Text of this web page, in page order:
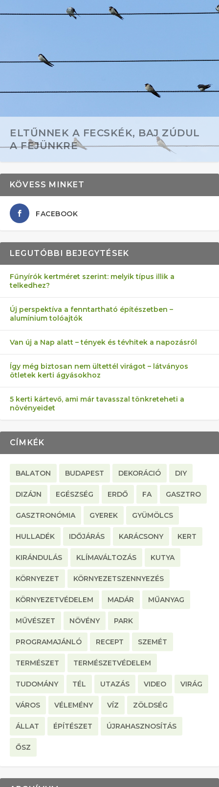
ELTŰNNEK A FECSKÉK, BAJ ZÚDUL
A FEJÜNKRE
AZ ÖNELLÁTÁS 13 PONTJA
KEZDŐKNEK
6 LEGJOBB NÖVÉNY SZOMSZÉD
ELLEN
FÉLREÉRTETT KERTÉSZKEDÉS:
TÉRKŐ ÉS MURVA
AKI ELDOBÁLJA A CIGICSIKKEKET,
AZ EGY KÖ…
MÁRPEDIG A TŰZIJÁTÉK NEM MENŐ!
KÖVESS MINKET
FACEBOOK
LEGUTÓBBI BEJEGYTÉSEK
Fűnyírók kertméret szerint: melyik típus illik a
telkedhez?
Új perspektíva a fenntartható építészetben –
alumínium tolóajtók
Van új a Nap alatt – tények és tévhitek a napozásról
Így még biztosan nem ültettél virágot – látványos
ötletek kerti ágyásokhoz
5 kerti kártevő, ami már tavasszal tönkreteheti a
növényeidet
CÍMKÉK
BALATON BUDAPEST DEKORÁCIÓ DIY
DIZÁJN EGÉSZSÉG ERDŐ FA GASZTRO
GASZTRONÓMIA GYEREK GYÜMÖLCS
HULLADÉK IDŐJÁRÁS KARÁCSONY KERT
KIRÁNDULÁS KLÍMAVÁLTOZÁS KUTYA
KÖRNYEZET KÖRNYEZETSZENNYEZÉS
KÖRNYEZETVÉDELEM MADÁR MŰANYAG
MŰVÉSZET NÖVÉNY PARK
PROGRAMAJÁNLÓ RECEPT SZEMÉT
TERMÉSZET TERMÉSZETVÉDELEM
TUDOMÁNY TÉL UTAZÁS VIDEO VIRÁG
VÁROS VÉLEMÉNY VÍZ ZÖLDSÉG
ÁLLAT ÉPÍTÉSZET ÚJRAHASZNOSÍTÁS
ŐSZ